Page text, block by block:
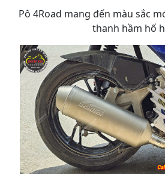
Pô 4Road mang đến màu sắc
thanh hầm hố